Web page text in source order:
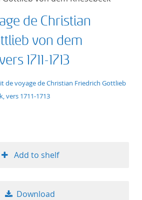
de Christian
von dem
1711-1713
de voyage de Christian Friedrich Gottlieb
vers 1711-1713
Add to shelf
Download